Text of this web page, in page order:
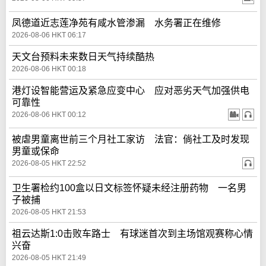
凤德道近志莲净苑有咸水管渗漏 水务署正在维修
2026-08-06 HKT 06:17
天文台预料未来数日天气持续酷热
2026-08-06 HKT 00:18
港灯设智能营运及紧急应变中心 应对恶劣天气加强供电
可靠性
2026-08-06 HKT 00:12
被虐男童离世前三个月社工家访 法官：倘社工及时发现
男童或保命
2026-08-05 HKT 22:52
卫生署检约100盒以日文标签怀疑未经注册药物 一名男
子被捕
2026-08-05 HKT 21:53
祖云达斯1:0击败车路士 有球迷首次到主场馆观赛称心情
兴奋
2026-08-05 HKT 21:49